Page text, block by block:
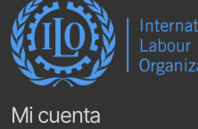
Mi cuenta